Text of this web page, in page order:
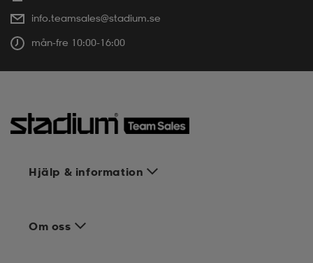
info.teamsales@stadium.se
mån-fre 10:00-16:00
Hjälp & information
Om oss